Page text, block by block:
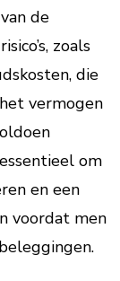
de
zoals
die
vermogen
om
en een
voordat men